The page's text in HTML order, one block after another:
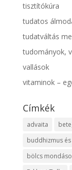
tisztítókúra
tudatos
tudatváltás
tudományok,
vallások
vitaminok –
Címkék
advaita
buddhizmus
bölcs